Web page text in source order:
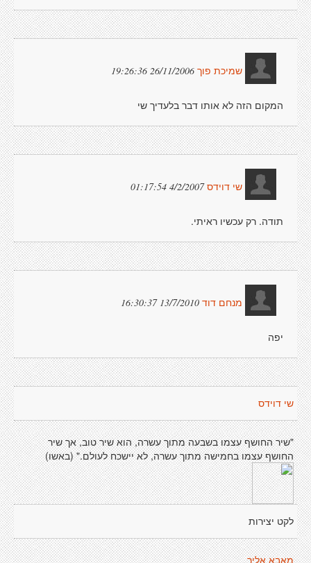
שמיכת פוך 26/11/2006 19:26:36
המקום הזה לא אותו דבר בלעדיך שי
שי דוידס 4/2/2007 01:17:54
תודה. רק עכשיו ראיתי.
מנחם דוד 13/7/2010 16:30:37
יפה
שי דוידס
"שיר החושף עצמו בשבעה מתוך עשרה, הוא שיר טוב, אך שיר
החושף עצמו בחמישה מתוך עשרה, לא יישכח לעולם." (באשו)
לקט יצירות
מאבא אליך